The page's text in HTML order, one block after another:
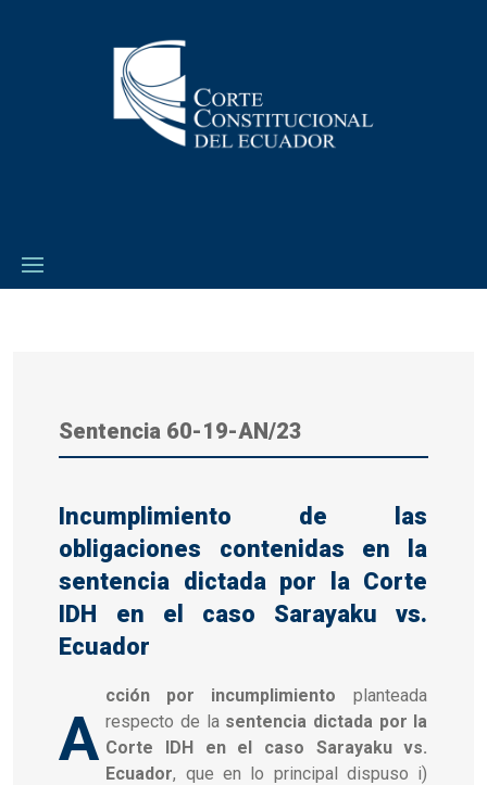
Sentencia 60-19-AN/23
Incumplimiento de las
obligaciones contenidas en la
sentencia dictada por la Corte
IDH en el caso Sarayaku vs.
Ecuador
A
cción por incumplimiento planteada
respecto de la sentencia dictada por la
Corte IDH en el caso Sarayaku vs.
Ecuador, que en lo principal dispuso i)